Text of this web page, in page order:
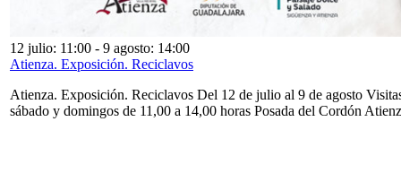
12 julio: 11:00 - 9 agosto: 14:00
Atienza. Exposición. Reciclavos
Atienza. Exposición. Reciclavos Del 12 de julio al 9 de agosto
sábado y domingos de 11,00 a 14,00 horas Posada del Cordón